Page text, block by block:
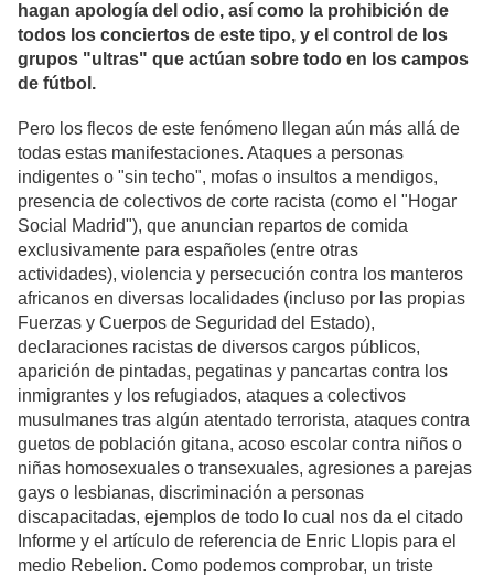
hagan apología del odio, así como la prohibición de
todos los conciertos de este tipo, y el control de los
grupos "ultras" que actúan sobre todo en los campos
de fútbol.
Pero los flecos de este fenómeno llegan aún más allá de
todas estas manifestaciones. Ataques a personas
indigentes o "sin techo", mofas o insultos a mendigos,
presencia de colectivos de corte racista (como el "Hogar
Social Madrid"), que anuncian repartos de comida
exclusivamente para españoles (entre otras
actividades), violencia y persecución contra los manteros
africanos en diversas localidades (incluso por las propias
Fuerzas y Cuerpos de Seguridad del Estado),
declaraciones racistas de diversos cargos públicos,
aparición de pintadas, pegatinas y pancartas contra los
inmigrantes y los refugiados, ataques a colectivos
musulmanes tras algún atentado terrorista, ataques contra
guetos de población gitana, acoso escolar contra niños o
niñas homosexuales o transexuales, agresiones a parejas
gays o lesbianas, discriminación a personas
discapacitadas, ejemplos de todo lo cual nos da el citado
Informe y el artículo de referencia de Enric Llopis para el
medio Rebelion. Como podemos comprobar, un triste